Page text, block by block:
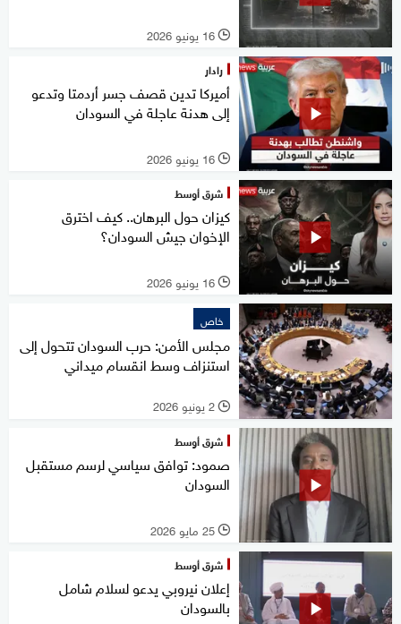
l 16 يونيو 2026
رادار
أميركا تدين قصف جسر أردمتا وتدعو
إلى هدنة عاجلة في السودان
l 16 يونيو 2026
شرق أوسط
كيزان حول البرهان.. كيف اخترق
الإخوان جيش السودان؟
l 16 يونيو 2026
خاص
مجلس الأمن: حرب السودان تتحول إلى
استنزاف وسط انقسام ميداني
l 2 يونيو 2026
شرق أوسط
صمود: توافق سياسي لرسم مستقبل
السودان
l 25 مايو 2026
شرق أوسط
إعلان نيروبي يدعو لسلام شامل
بالسودان